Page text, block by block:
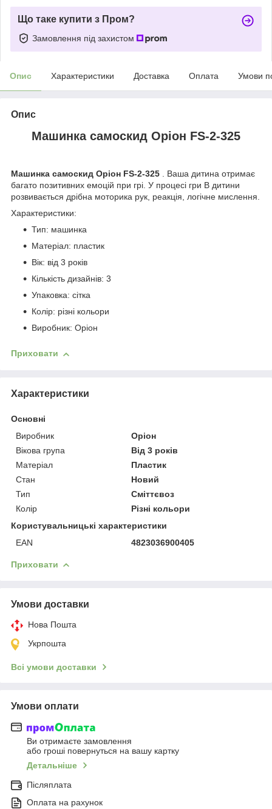
Що таке купити з Пром?
Замовлення під захистом
Опис Характеристики Доставка Оплата Умови
Опис
Машинка самоскид Оріон FS-2-325
Машинка самоскид Оріон FS-2-325 . Ваша дитина отримає
багато позитивних емоцій при грі. У процесі гри В дитини
розвивається дрібна моторика рук, реакція, логічне мислення.
Характеристики:
Тип: машинка
Матеріал: пластик
Вік: від 3 років
Кількість дизайнів: 3
Упаковка: сітка
Колір: різні кольори
Виробник: Оріон
Приховати
Характеристики
Основні
Виробник
Оріон
Вікова група
Від 3 років
Матеріал
Пластик
Стан
Новий
Тип
Сміттєвоз
Колір
Різні кольори
Користувальницькі характеристики
EAN
4823036900405
Приховати
Умови доставки
Нова Пошта
Укрпошта
Всі умови доставки
Умови оплати
Ви отримаєте замовлення
або гроші повернуться на вашу картку
Детальніше
Післяплата
Оплата на рахунок